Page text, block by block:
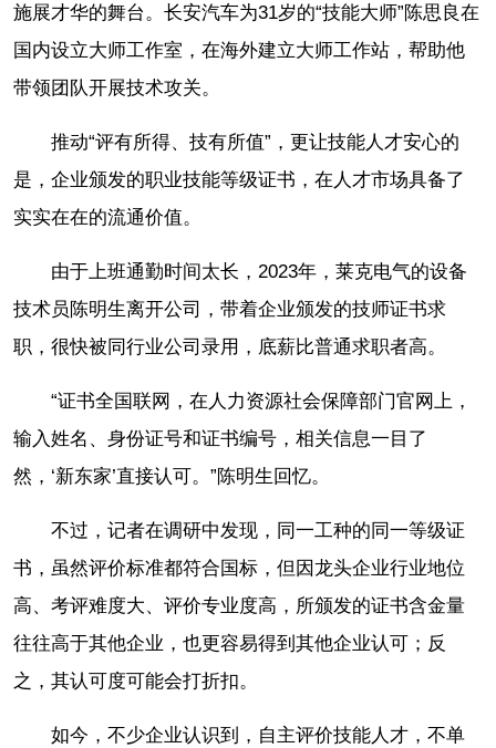
施展才华的舞台。长安汽车为31岁的“技能大师”陈思良在
国内设立大师工作室，在海外建立大师工作站，帮助他
带领团队开展技术攻关。
推动“评有所得、技有所值”，更让技能人才安心的
是，企业颁发的职业技能等级证书，在人才市场具备了
实实在在的流通价值。
由于上班通勤时间太长，2023年，莱克电气的设备
技术员陈明生离开公司，带着企业颁发的技师证书求
职，很快被同行业公司录用，底薪比普通求职者高。
“证书全国联网，在人力资源社会保障部门官网上，
输入姓名、身份证号和证书编号，相关信息一目了
然，‘新东家’直接认可。”陈明生回忆。
不过，记者在调研中发现，同一工种的同一等级证
书，虽然评价标准都符合国标，但因龙头企业行业地位
高、考评难度大、评价专业度高，所颁发的证书含金量
往往高于其他企业，也更容易得到其他企业认可；反
之，其认可度可能会打折扣。
如今，不少企业认识到，自主评价技能人才，不单